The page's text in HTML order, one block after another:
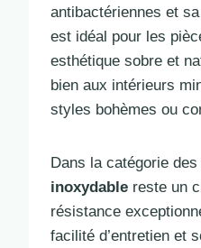
antibactériennes et
est idéal pour les
esthétique sobre et
bien aux intérieurs
styles bohèmes ou
Dans la catégorie des
inoxydable reste un
résistance
facilité d’entretien et